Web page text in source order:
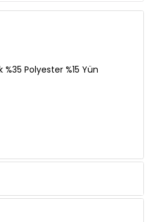
Polyester %15 Yün